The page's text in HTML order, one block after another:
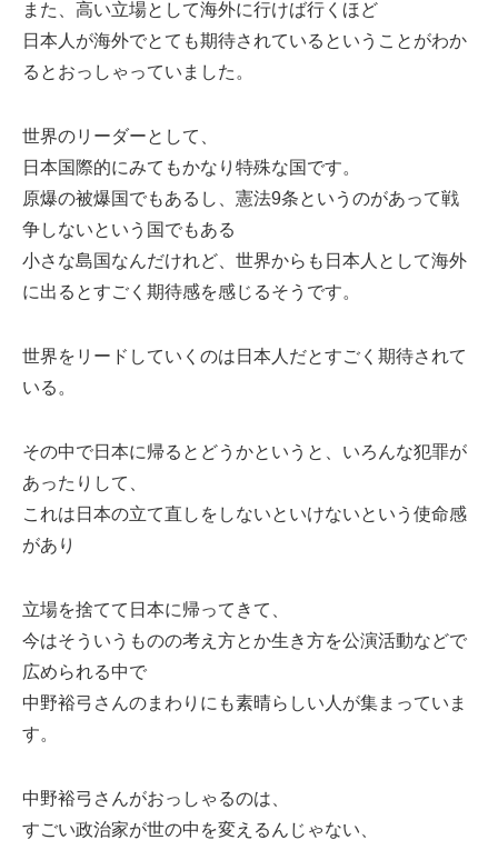
また、高い立場として海外に行けば行くほど
日本人が海外でとても期待されているということがわか
るとおっしゃっていました。
世界のリーダーとして、
日本国際的にみてもかなり特殊な国です。
原爆の被爆国でもあるし、憲法9条というのがあって戦
争しないという国でもある
小さな島国なんだけれど、世界からも日本人として海外
に出るとすごく期待感を感じるそうです。
世界をリードしていくのは日本人だとすごく期待されて
いる。
その中で日本に帰るとどうかというと、いろんな犯罪が
あったりして、
これは日本の立て直しをしないといけないという使命感
があり
立場を捨てて日本に帰ってきて、
今はそういうものの考え方とか生き方を公演活動などで
広められる中で
中野裕弓さんのまわりにも素晴らしい人が集まっていま
す。
中野裕弓さんがおっしゃるのは、
すごい政治家が世の中を変えるんじゃない、